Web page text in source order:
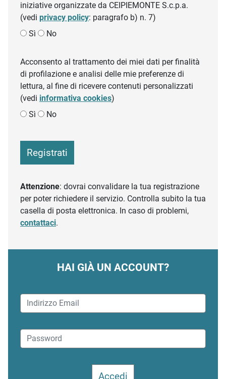
iniziative organizzate da CEIPIEMONTE S.c.p.a.
(vedi privacy policy: paragrafo b) n. 7)
Sì
No
Acconsento al trattamento dei miei dati per finalità
di profilazione e analisi delle mie preferenze di
lettura, al fine di ricevere contenuti personalizzati
(vedi informativa cookies)
Sì
No
Registrati
Attenzione: dovrai convalidare la tua registrazione
per poter richiedere il servizio. Controlla subito la tua
casella di posta elettronica. In caso di problemi,
contattaci.
HAI GIÀ UN ACCOUNT?